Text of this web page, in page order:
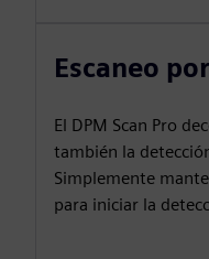
Escaneo
El DPM Scan Pro
también la
Simplemente
para iniciar la